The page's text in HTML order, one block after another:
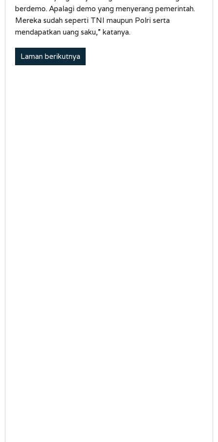
berdemo. Apalagi demo yang menyerang pemerintah.
Mereka sudah seperti TNI maupun Polri serta
mendapatkan uang saku,” katanya.
Laman berikutnya